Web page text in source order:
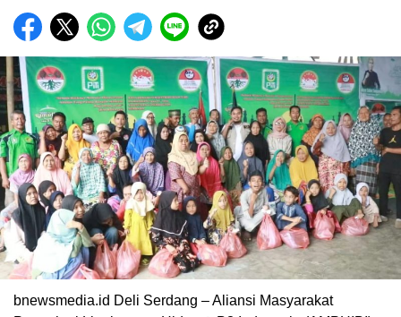
bnewsmedia.id Deli Serdang – Aliansi Masyarakat